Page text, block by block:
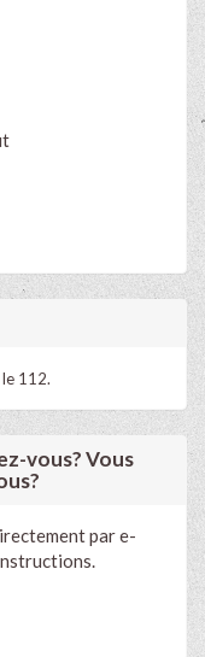
112.
vous? Vous
par e-